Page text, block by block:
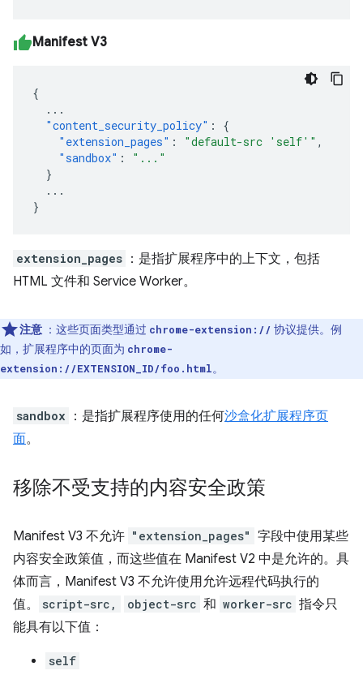
Manifest V3
{
...
"content_security_policy" :
{
"extension_pages" : "default-src 'self'" ,
"sandbox" :
"..."
}
...
}
extension_pages ：是指扩展程序中的上下文，包括
HTML 文件和 Service Worker。
注意 ：这些页面类型通过 chrome-extension:// 协议提供。例
如，扩展程序中的页面为 chrome-
extension://EXTENSION_ID/foo.html。
sandbox ：是指扩展程序使用的任何沙盒化扩展程序页
面。
移除不受支持的内容安全政策
Manifest V3 不允许 "extension_pages" 字段中使用某些
内容安全政策值，而这些值在 Manifest V2 中是允许的。具
体而言，Manifest V3 不允许使用允许远程代码执行的
值。
script-src, object-src 和 worker-src 指令只
能具有以下值：
self